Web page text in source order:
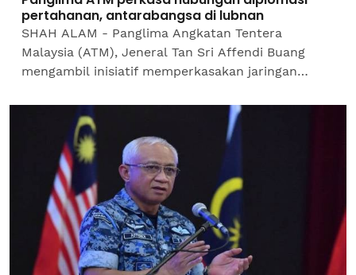
pertahanan, antarabangsa di lubnan
SHAH ALAM - Panglima Angkatan Tentera
Malaysia (ATM), Jeneral Tan Sri Affendi Buang
mengambil inisiatif memperkasakan jaringan
antarabangsa melalui kunjungan hormat...